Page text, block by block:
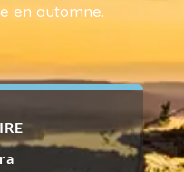
en automne.